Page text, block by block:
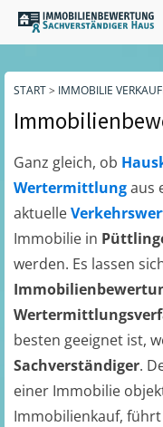
START> IMMOBILIE
Ganz gleich, ob
Wertermittlungaus
aktuelle
Immobilie in
werden. Es lassen
besten geeignet ist,
Sachverständiger.
einer Immobilie
Immobilienkauf, führt